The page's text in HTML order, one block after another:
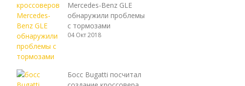
Mercedes-Benz GLE
обнаружили проблемы
с тормозами
04 Окт 2018
Босс Bugatti посчитал